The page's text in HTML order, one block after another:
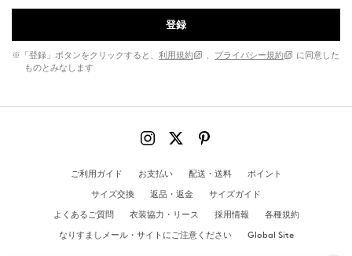
登録
※「登録」ボタンをクリックすると、 利用規約 、 プライバシー規約
に同意した
ものとみなします
ご利用ガイド お支払い 配送・送料
ポイント
サイズ交換
返品・返金
サイズガイド
よくあるご質問
衣装協力・リース 採用情報
各種規約
なりすましメール・サイトにご注意ください
Global Site